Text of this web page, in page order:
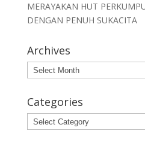
MERAYAKAN HUT
DENGAN PENUH SUKACITA
Archives
Archives
Categories
Categories